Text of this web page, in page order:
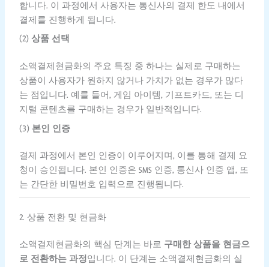
합니다. 이 과정에서 사용자는 통신사의 결제 한도 내에서
결제를 진행하게 됩니다.
(2) 상품 선택
소액결제현금화의 주요 특징 중 하나는 실제로 구매하는
상품이 사용자가 원하지 않거나 가치가 없는 경우가 많다
는 점입니다. 예를 들어, 게임 아이템, 기프트카드, 또는 디
지털 콘텐츠를 구매하는 경우가 일반적입니다.
(3) 본인 인증
결제 과정에서 본인 인증이 이루어지며, 이를 통해 결제 요
청이 승인됩니다. 본인 인증은 SMS 인증, 통신사 인증 앱, 또
는 간단한 비밀번호 입력으로 진행됩니다.
2. 상품 전환 및 현금화
소액결제현금화의 핵심 단계는 바로 구매한 상품을 현금으
로 전환하는 과정입니다. 이 단계는 소액결제현금화의 실